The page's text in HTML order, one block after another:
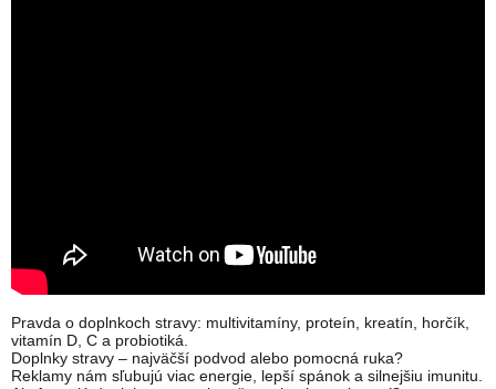
Pravda o doplnkoch stravy: multivitamíny, proteín, kreatín, horčík,
vitamín D, C a probiotiká.
Doplnky stravy – najväčší podvod alebo pomocná ruka?
Reklamy nám sľubujú viac energie, lepší spánok a silnejšiu imunitu.